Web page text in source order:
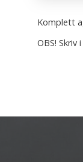
Komplett
OBS!